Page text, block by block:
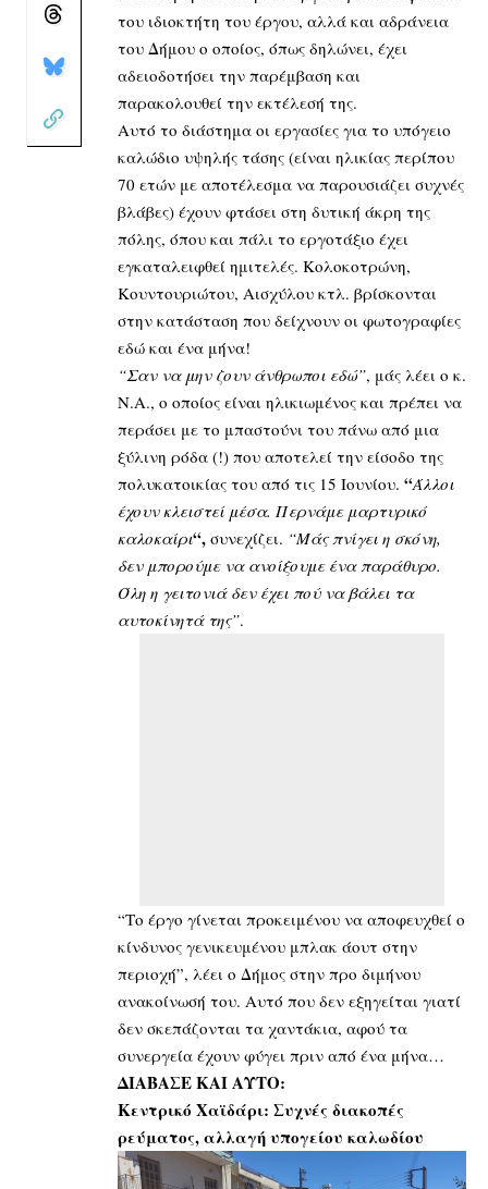
του ιδιοκτήτη του έργου, αλλά και αδράνεια
του Δήμου ο οποίος, όπως δηλώνει, έχει
αδειοδοτήσει την παρέμβαση και
παρακολουθεί την εκτέλεσή της.
Αυτό το διάστημα οι εργασίες για το υπόγειο
καλώδιο υψηλής τάσης (είναι ηλικίας περίπου
70 ετών με αποτέλεσμα να παρουσιάζει συχνές
βλάβες) έχουν φτάσει στη δυτική άκρη της
πόλης, όπου και πάλι το εργοτάξιο έχει
εγκαταλειφθεί ημιτελές. Κολοκοτρώνη,
Κουντουριώτου, Αισχύλου κτλ. βρίσκονται
στην κατάσταση που δείχνουν οι φωτογραφίες
εδώ και ένα μήνα!
“Σαν να μην ζουν άνθρωποι εδώ”, μάς λέει ο κ.
Ν.Α., ο οποίος είναι ηλικιωμένος και πρέπει να
περάσει με το μπαστούνι του πάνω από μια
ξύλινη ρόδα (!) που αποτελεί την είσοδο της
πολυκατοικίας του από τις 15 Ιουνίου. “Άλλοι
έχουν κλειστεί μέσα. Περνάμε μαρτυρικό
καλοκαίρι“, συνεχίζει. “Μάς πνίγει η σκόνη,
δεν μπορούμε να ανοίξουμε ένα παράθυρο.
Όλη η γειτονιά δεν έχει πού να βάλει τα
αυτοκίνητά της”.
“Το έργο γίνεται προκειμένου να αποφευχθεί ο
κίνδυνος γενικευμένου μπλακ άουτ στην
περιοχή”, λέει ο Δήμος στην προ διμήνου
ανακοίνωσή του. Αυτό που δεν εξηγείται γιατί
δεν σκεπάζονται τα χαντάκια, αφού τα
συνεργεία έχουν φύγει πριν από ένα μήνα…
ΔΙΑΒΑΣΕ ΚΑΙ ΑΥΤΟ:
Κεντρικό Χαϊδάρι: Συχνές διακοπές
ρεύματος, αλλαγή υπογείου καλωδίου